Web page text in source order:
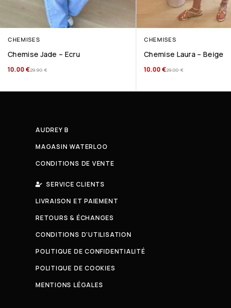
CHEMISES
Chemise Jade – Ecru
29.90€
10.00 €
CHEMISES
Chemise Laura – Beige
29.00€
10.00 €
AUDREY B
MAGASIN WATERLOO
CONDITIONS DE VENTE
SERVICE CLIENTS
LIVRAISON ET PAIEMENT
RETOURS & ÉCHANGES
CONDITIONS D'UTILISATION
POLITIQUE DE CONFIDENTIALITÉ
POLITIQUE DE COOKIES
MENTIONS LÉGALES